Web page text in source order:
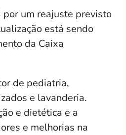
um reajuste previsto
está sendo
da Caixa
de pediatria,
e lavanderia.
e dietética e a
e melhorias na